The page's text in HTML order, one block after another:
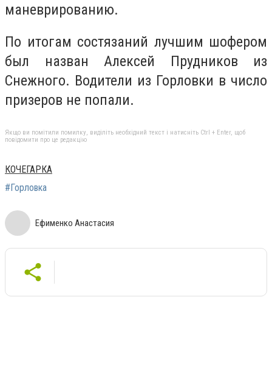
маневрированию.
По итогам состязаний лучшим шофером
был назван Алексей Прудников из
Снежного. Водители из Горловки в число
призеров не попали.
Якщо ви помітили помилку, виділіть необхідний текст і натисніть Ctrl + Enter, щоб
повідомити про це редакцію
КОЧЕГАРКА
#Горловка
Ефименко Анастасия